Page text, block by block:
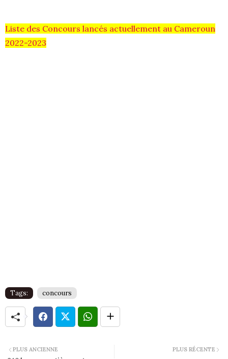
Liste des Concours lancés actuellement au Cameroun
2022-2023
Tags: concours
PLUS RÉCENTE
PLUS ANCIENNE